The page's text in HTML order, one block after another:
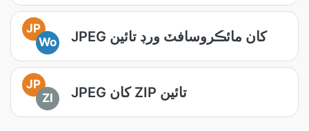
JP
Wo
JPEG کان مائڪروسافٽ ورڊ تائين
JP
ZI
JPEG کان ZIP تائين